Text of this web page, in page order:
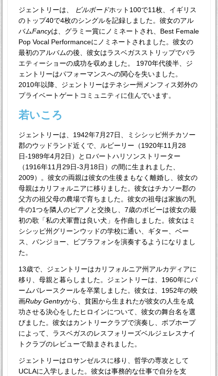
ジェントリーは、 ビルボードホット100で11枚、イギリス
のトップ40で4枚のシングルを記録しました。彼女のアル
バムFancyは、グラミー賞にノミネートされ、Best Female
Pop Vocal Performanceにノミネートされました。彼女の
最初のアルバムの後、彼女はラスベガスストリップでバラ
エティーショーの成功を収めました。 1970年代後半、ジ
ェントリーはパフォーマンスへの関心を失いました。
2010年以降、ジェントリーはテネシー州メンフィス郊外の
プライベートゲートコミュニティに住んでいます。
若いころ
ジェントリーは、1942年7月27日、ミシシッピ州チカソー
郡のウッドランド近くで、ルビーリー（1920年11月28
日-1989年4月2日）とロバートハリソンストリーター
（1916年11月29日-3月18日）の間に生まれました、
2009）。彼女の両親は彼女の生後まもなく離婚し、彼女の
母親はカリフォルニアに移りました。彼女はチカソー郡の
父方の祖父母の農場で育ちました。彼女の祖母は家族の乳
牛の1つを隣人のピアノと交換し、7歳のボビーは彼女の最
初の歌「私の犬軍曹は良い犬」を作曲しました。彼女はミ
シシッピ州グリーンウッドの学校に通い、ギター、ベー
ス、バンジョー、ビブラフォンを演奏するようになりまし
た。
13歳で、ジェントリーはカリフォルニア州アルカディアに
移り、母親と暮らしました。ジェントリーは、1960年にパ
ームバレースクールを卒業しました。彼女は、1952年の映
画Ruby Gentryから、貧困から生まれたが彼女の人生を成
功させる決心をしたヒロインについて、彼女の舞台名を選
びました。彼女はカントリークラブで演奏し、ボブホープ
によって、ラスベガスのレスフォリーズベルジェレスナイ
トクラブのレビューで励まされました。
ジェントリーはロサンゼルスに移り、哲学の専攻として
UCLAに入学しました。彼女は事務的な仕事で自分を支